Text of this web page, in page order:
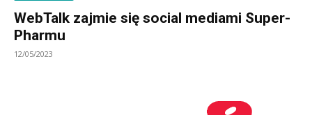
WebTalk zajmie się social mediami Super-
Pharmu
12/05/2023